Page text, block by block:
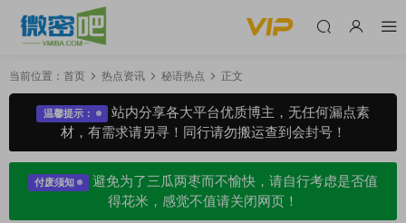
当前位置： 首页 热点资讯 秘语热点 正文
温馨提示：
站内分享各大平台优质博主，无任何漏点素
材，有需求请另寻！同行请勿搬运查到会封号！
付废须知
避免为了三瓜两枣而不愉快，请自行考虑是否值
得花米，感觉不值请关闭网页！